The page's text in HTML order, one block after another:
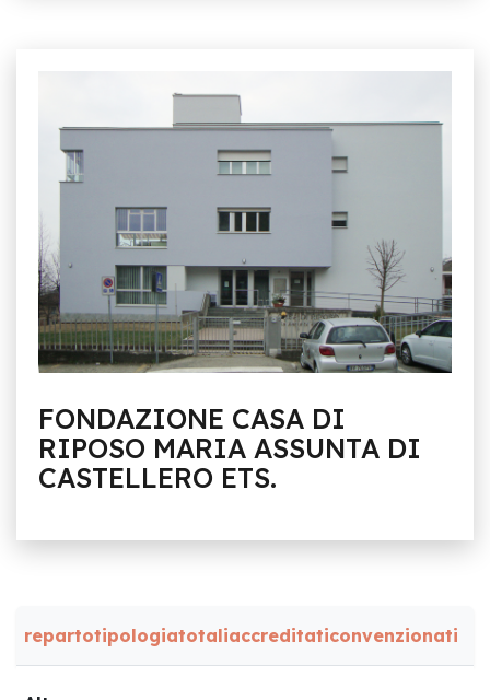
FONDAZIONE CASA DI
RIPOSO MARIA ASSUNTA DI
CASTELLERO ETS.
repartotipologiatotaliaccreditaticonvenzionati